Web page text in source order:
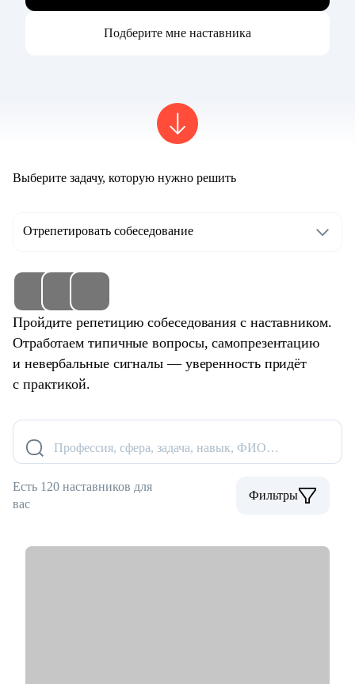
Подберите мне наставника
Выберите задачу, которую нужно решить
Отрепетировать собеседование
Пройдите репетицию собеседования с наставником.
Отработаем типичные вопросы, самопрезентацию
и невербальные сигналы — уверенность придёт
с практикой.
Профессия, сфера, задача, навык, ФИО…
Есть 120 наставников для
вас
Фильтры